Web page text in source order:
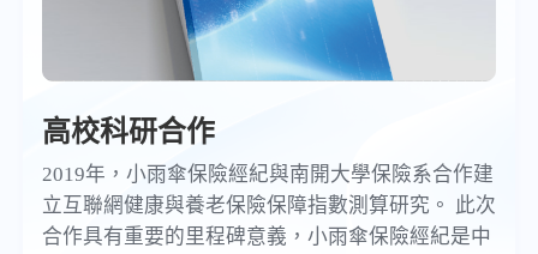
高校科研合作
2019年，小雨傘保險經紀與南開大學保險系合作建
立互聯網健康與養老保險保障指數測算研究。 此次
合作具有重要的里程碑意義，小雨傘保險經紀是中